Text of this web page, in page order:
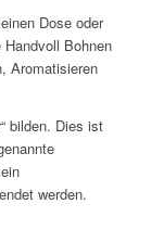
Dose oder
Bohnen
Aromatisieren
bilden. Dies ist
werden.